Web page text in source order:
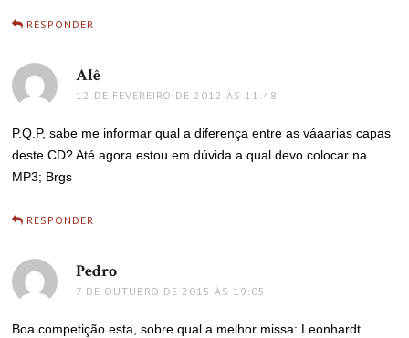
RESPONDER
Alê
12 DE FEVEREIRO DE 2012 ÀS 11:48
P.Q.P, sabe me informar qual a diferença entre as váaarias capas
deste CD? Até agora estou em dúvida a qual devo colocar na
MP3; Brgs
RESPONDER
Pedro
7 DE OUTUBRO DE 2015 ÀS 19:05
Boa competição esta, sobre qual a melhor missa: Leonhardt